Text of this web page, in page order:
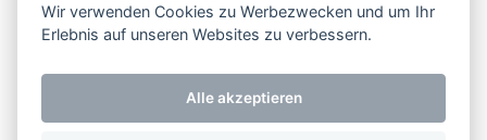
NEU! Besuchen
Sie uns jetzt auch
Wir verwenden Cookies zu Werbezwecken und um Ihr
Erlebnis auf unseren Websites zu verbessern.
Alle akzeptieren